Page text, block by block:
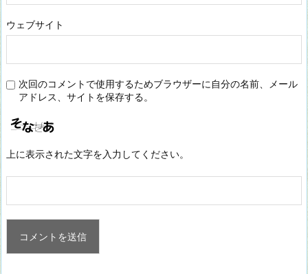
ウェブサイト
次回のコメントで使用するためブラウザーに自分の名前、メール
アドレス、サイトを保存する。
上に表示された文字を入力してください。